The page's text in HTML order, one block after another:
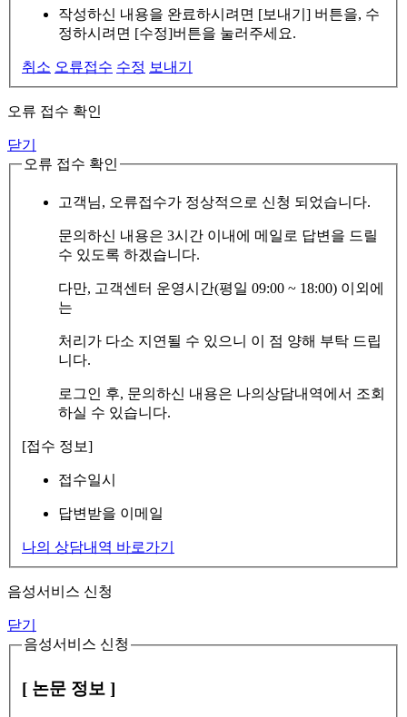
작성하신 내용을 완료하시려면 [보내기] 버튼을, 수
정하시려면 [수정]버튼을 눌러주세요.
취소 오류접수 수정 보내기
오류 접수 확인
닫기
오류 접수 확인
고객님, 오류접수가 정상적으로 신청 되었습니다.
문의하신 내용은 3시간 이내에 메일로 답변을 드릴
수 있도록 하겠습니다.
다만, 고객센터 운영시간(평일 09:00 ~ 18:00) 이외에
는
처리가 다소 지연될 수 있으니 이 점 양해 부탁 드립
니다.
로그인 후, 문의하신 내용은 나의상담내역에서 조회
하실 수 있습니다.
[접수 정보]
접수일시
답변받을 이메일
나의 상담내역 바로가기
음성서비스 신청
닫기
음성서비스 신청
[ 논문 정보 ]